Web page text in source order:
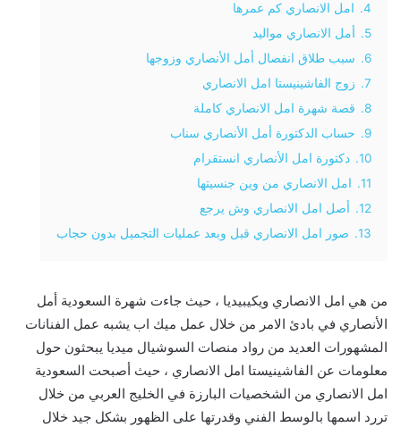
4.
امل الانصاري كم عمرها
5.
أمل الانصاري مواليد
6.
سبب طلاق انفصال أمل الأنصاري وزوجها
7.
زوج الفاشينيستا امل الانصاري
8.
قصة شهرة امل الانصاري كاملة
9.
حساب الدكتورة أمل الأنصاري سناب
10.
دكتورة امل الأنصاري انستقرام
11.
امل الانصاري من وين جنسيتها
12.
أصل امل الانصاري وش يرجع
13.
صور امل الانصاري قبل وبعد عمليات التجميل بدون حجاب
من هي امل الانصاري ويكيبيديا ، حيث جاءت شهرة السعودية أمل
الأنصاري في بادئ الامر من خلال عمل ميك اب يشبه عمل الفنانات
المشهورات العديد من رواد منصات السوشيال ميديا يبحثون حول
معلومات عن الفاشينيستا امل الانصاري ، حيث أصبحت السعودية
امل الانصاري من الشخصيات البارزة في الخليج العربي من خلال
تررد اسمها بالوسط الفني وقدرتها على الظهور بشكل جيد خلال